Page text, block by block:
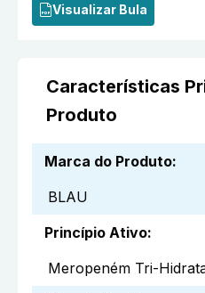
Visualizar Bula
Características
Produto
Marca do Produto:
BLAU
Princípio Ativo:
Meropeném Tri-